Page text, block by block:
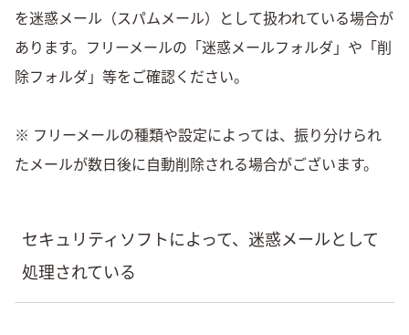
を迷惑メール（スパムメール）として扱われている場合が
あります。フリーメールの「迷惑メールフォルダ」や「削
除フォルダ」等をご確認ください。
※ フリーメールの種類や設定によっては、振り分けられ
たメールが数日後に自動削除される場合がございます。
セキュリティソフトによって、迷惑メールとして
処理されている